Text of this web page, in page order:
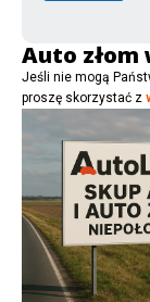
Auto złom
Jeśli nie mogą
proszę skorzystać z